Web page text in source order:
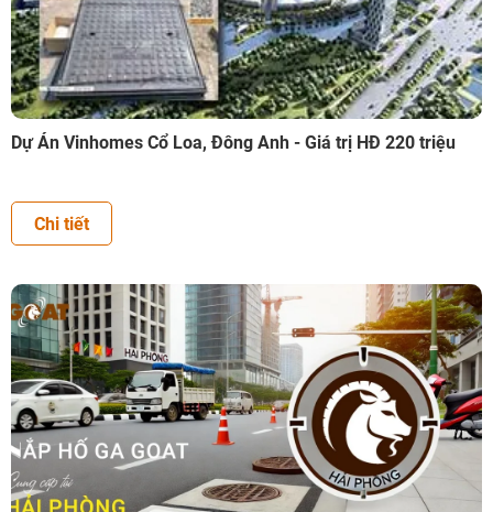
Dự Án Vinhomes Cổ Loa, Đông Anh - Giá trị HĐ 220 triệu
Chi tiết